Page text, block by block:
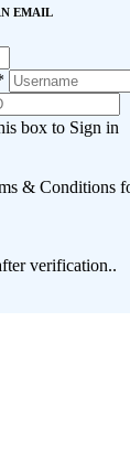
EMAIL
box to Sign in
& Conditions
verification..